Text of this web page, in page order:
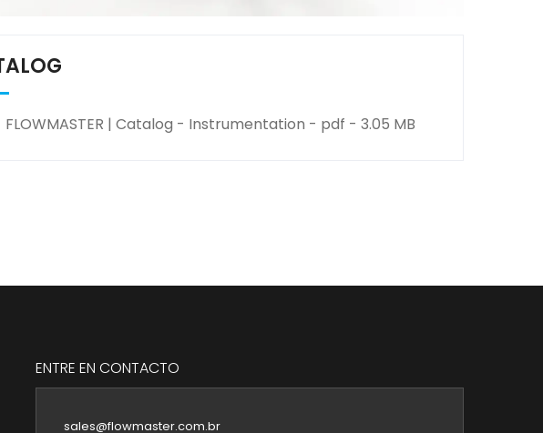
FLOWMASTER | Catalog - Instrumentation - pdf - 3.05 MB
ENTRE EN CONTACTO
sales@flowmaster.com.br